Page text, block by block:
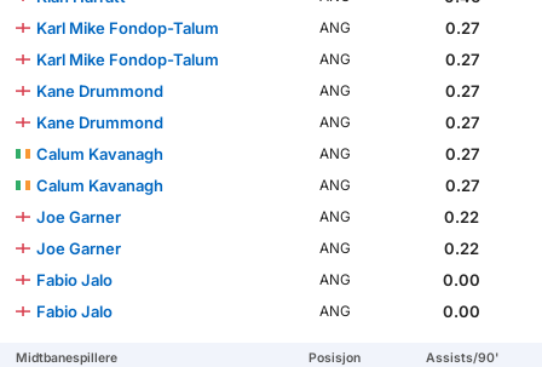
Karl Mike Fondop-Talum
ANG
0.27
Karl Mike Fondop-Talum
ANG
0.27
Kane Drummond
ANG
0.27
Kane Drummond
ANG
0.27
Calum Kavanagh
ANG
0.27
Calum Kavanagh
ANG
0.27
Joe Garner
ANG
0.22
Joe Garner
ANG
0.22
Fabio Jalo
ANG
0.00
Fabio Jalo
ANG 0.00
Midtbanespillere Posisjon Assists/90'